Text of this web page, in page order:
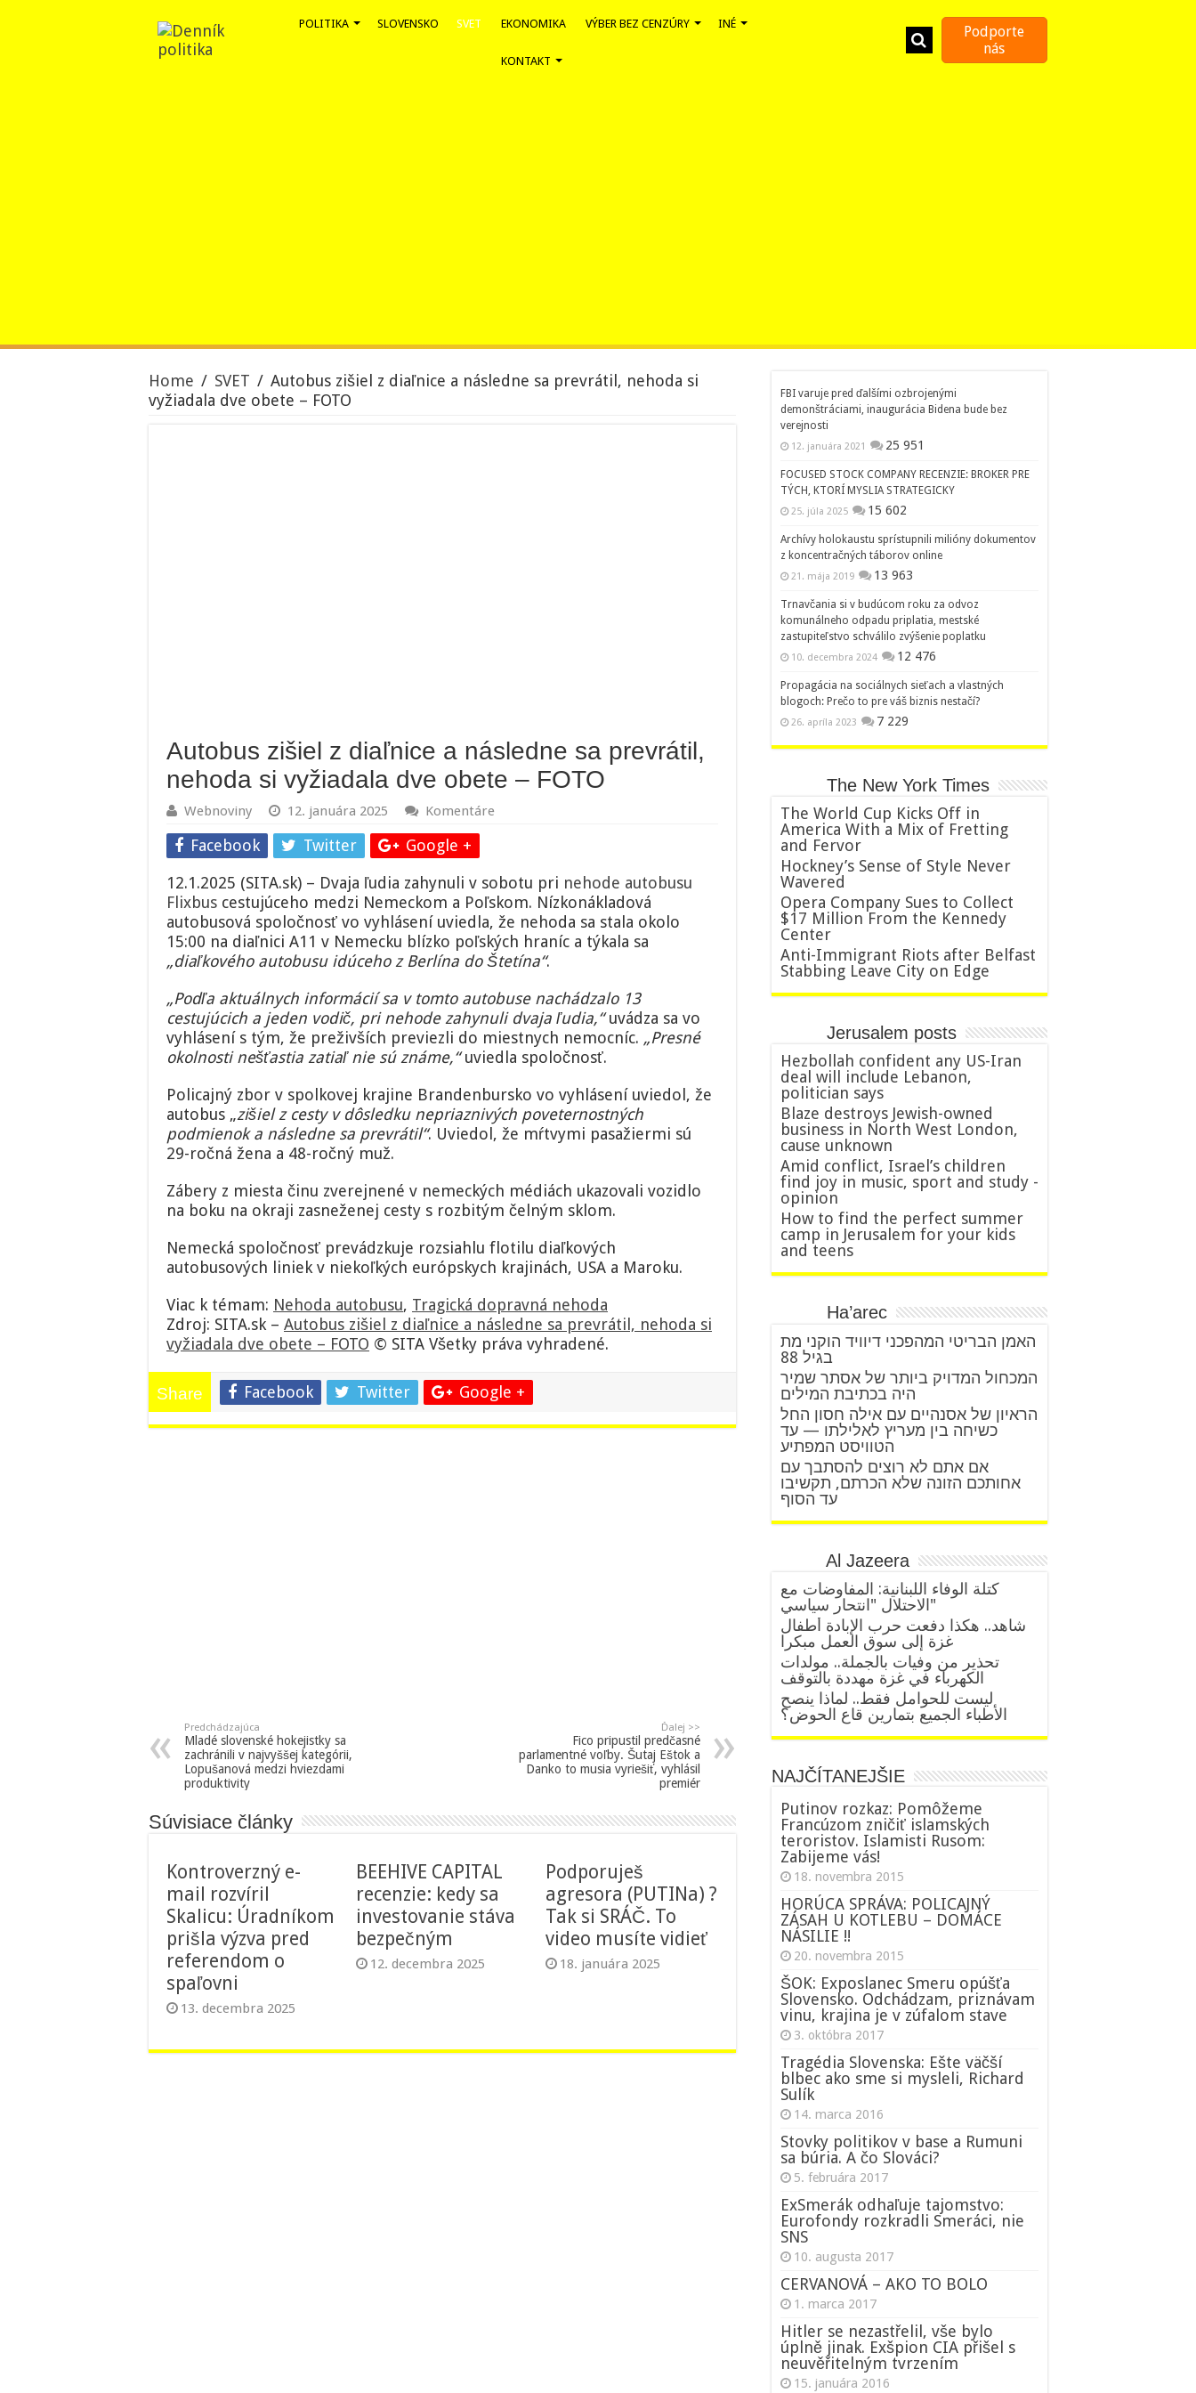
POLITIKA SLOVENSKO SVET EKONOMIKA VÝBER BEZ CENZÚRY INÉ
KONTAKT
Podporte
nás
Home / SVET / Autobus zišiel z diaľnice a následne sa prevrátil, nehoda si
vyžiadala dve obete – FOTO
Autobus zišiel z diaľnice a následne sa prevrátil,
nehoda si vyžiadala dve obete – FOTO
Webnoviny 12. januára 2025 Komentáre
Facebook Twitter
Google +
12.1.2025 (SITA.sk) – Dvaja ľudia zahynuli v sobotu pri nehode autobusu
Flixbus cestujúceho medzi Nemeckom a Poľskom. Nízkonákladová
autobusová spoločnosť vo vyhlásení uviedla, že nehoda sa stala okolo
15:00 na diaľnici A11 v Nemecku blízko poľských hraníc a týkala sa
„diaľkového autobusu idúceho z Berlína do Štetína“.
„Podľa aktuálnych informácií sa v tomto autobuse nachádzalo 13
cestujúcich a jeden vodič, pri nehode zahynuli dvaja ľudia,“uvádza sa vo
vyhlásení s tým, že preživších previezli do miestnych nemocníc. „Presné
okolnosti nešťastia zatiaľ nie sú známe,“uviedla spoločnosť.
Policajný zbor v spolkovej krajine Brandenbursko vo vyhlásení uviedol, že
autobus „zišiel z cesty v dôsledku nepriaznivých poveternostných
podmienok a následne sa prevrátil“. Uviedol, že mŕtvymi pasažiermi sú
29-ročná žena a 48-ročný muž.
Zábery z miesta činu zverejnené v nemeckých médiách ukazovali vozidlo
na boku na okraji zasneženej cesty s rozbitým čelným sklom.
Nemecká spoločnosť prevádzkuje rozsiahlu flotilu diaľkových
autobusových liniek v niekoľkých európskych krajinách, USA a Maroku.
Viac k témam: Nehoda autobusu, Tragická dopravná nehoda
Zdroj: SITA.sk – Autobus zišiel z diaľnice a následne sa prevrátil, nehoda si
vyžiadala dve obete – FOTO © SITA Všetky práva vyhradené.
Share Facebook Twitter Google +
Predchádzajúca
Mladé slovenské hokejistky sa
zachránili v najvyššej kategórii,
Lopušanová medzi hviezdami
produktivity
Ďalej >>
Fico pripustil predčasné
parlamentné voľby. Šutaj Eštok a
Danko to musia vyriešiť, vyhlásil
premiér
Súvisiace články
Kontroverzný e-
mail rozvíril
Skalicu: Úradníkom
prišla výzva pred
referendom o
spaľovni
13. decembra 2025
BEEHIVE CAPITAL
recenzie: kedy sa
investovanie stáva
bezpečným
12. decembra 2025
Podporuješ
agresora (PUTINa) ?
Tak si SRÁČ. To
video musíte vidieť
18. januára 2025
FBI varuje pred ďalšími ozbrojenými
demonštráciami, inaugurácia Bidena bude bez
verejnosti
12. januára 2021 25 951
FOCUSED STOCK COMPANY RECENZIE: BROKER PRE
TÝCH, KTORÍ MYSLIA STRATEGICKY
25. júla 2025 15 602
Archívy holokaustu sprístupnili milióny dokumentov
z koncentračných táborov online
21. mája 2019 13 963
Trnavčania si v budúcom roku za odvoz
komunálneho odpadu priplatia, mestské
zastupiteľstvo schválilo zvýšenie poplatku
10. decembra 2024 12 476
Propagácia na sociálnych sieťach a vlastných
blogoch: Prečo to pre váš biznis nestačí?
26. apríla 2023 7 229
The New York Times
The World Cup Kicks Off in
America With a Mix of Fretting
and Fervor
Hockney’s Sense of Style Never
Wavered
Opera Company Sues to Collect
$17 Million From the Kennedy
Center
Anti-Immigrant Riots after Belfast
Stabbing Leave City on Edge
Jerusalem posts
Hezbollah confident any US-Iran
deal will include Lebanon,
politician says
Blaze destroys Jewish-owned
business in North West London,
cause unknown
Amid conflict, Israel’s children
find joy in music, sport and study -
opinion
How to find the perfect summer
camp in Jerusalem for your kids
and teens
Ha’arec
האמן הבריטי המהפכני דיוויד הוקני מת
בגיל 88
המכחול המדויק ביותר של אסתר שמיר
היה בכתיבת המילים
הראיון של אסנהיים עם אילה חסון החל
כשיחה בין מעריץ לאלילתו — עד
הטוויסט המפתיע
אם אתם לא רוצים להסתבך עם
אחותכם הזונה שלא הכרתם, תקשיבו
עד הסוף
Al Jazeera
كتلة الوفاء اللبنانية: المفاوضات مع
الاحتلال "انتحار سياسي"
شاهد.. هكذا دفعت حرب الإبادة أطفال
غزة إلى سوق العمل مبكرا
تحذير من وفيات بالجملة.. مولدات
الكهرباء في غزة مهددة بالتوقف
ليست للحوامل فقط.. لماذا ينصح
الأطباء الجميع بتمارين قاع الحوض؟
NAJČÍTANEJŠIE
Putinov rozkaz: Pomôžeme
Francúzom zničiť islamských
teroristov. Islamisti Rusom:
Zabijeme vás!
18. novembra 2015
HORÚCA SPRÁVA: POLICAJNÝ
ZÁSAH U KOTLEBU – DOMÁCE
NÁSILIE !!
20. novembra 2015
ŠOK: Exposlanec Smeru opúšťa
Slovensko. Odchádzam, priznávam
vinu, krajina je v zúfalom stave
3. októbra 2017
Tragédia Slovenska: Ešte väčší
blbec ako sme si mysleli, Richard
Sulík
14. marca 2016
Stovky politikov v base a Rumuni
sa búria. A čo Slováci?
5. februára 2017
ExSmerák odhaľuje tajomstvo:
Eurofondy rozkradli Smeráci, nie
SNS
10. augusta 2017
CERVANOVÁ – AKO TO BOLO
1. marca 2017
Hitler se nezastřelil, vše bylo
úplně jinak. Exšpion CIA přišel s
neuvěřitelným tvrzením
15. januára 2016